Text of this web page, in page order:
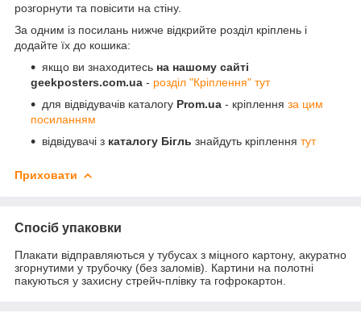
розгорнути та повісити на стіну.
За одним із посилань нижче відкрийте розділ кріплень і
додайте їх до кошика:
якщо ви знаходитесь на нашому сайті
geekposters.com.ua - розділ "Кріплення" тут
для відвідувачів каталогу Prom.ua - кріплення за цим
посиланням
відвідувачі з каталогу Бігль знайдуть кріплення тут
Приховати
Спосіб упаковки
Плакати відправляються у тубусах з міцного картону, акуратно
згорнутими у трубочку (без заломів). Картини на полотні
пакуються у захисну стрейч-плівку та гофрокартон.